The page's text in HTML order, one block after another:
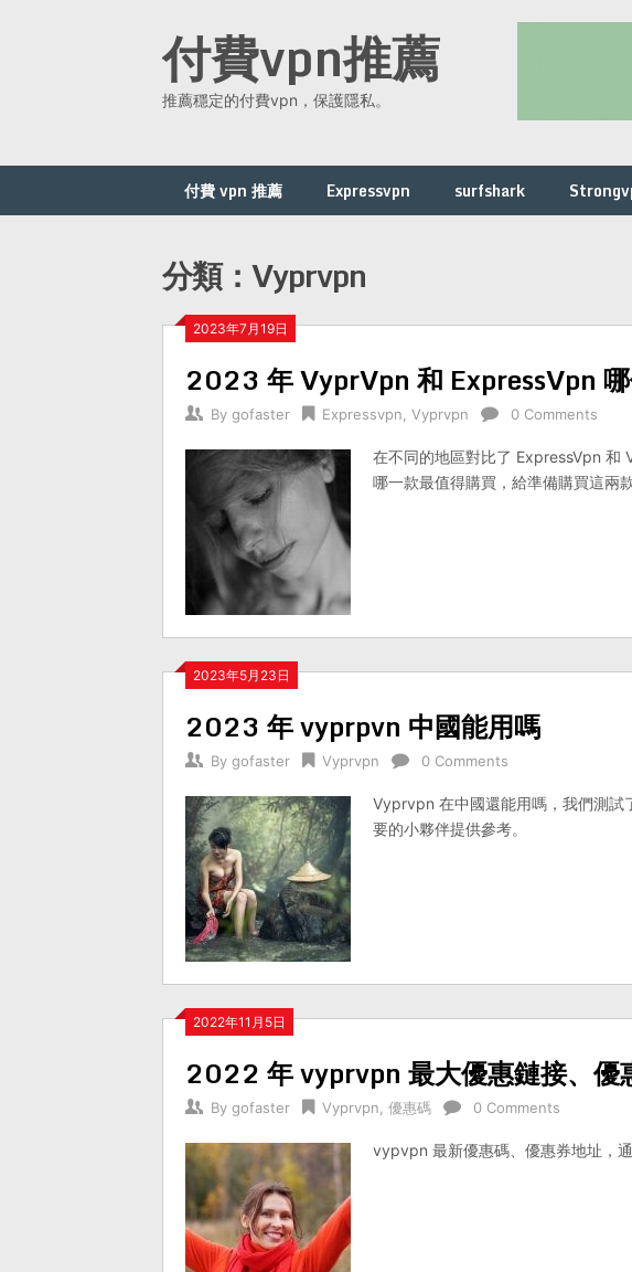
付費vpn推薦
推薦穩定的付費vpn，保護隱私。
付費 vpn 推薦 Expressvpn surfshark
分類：Vyprvpn
2023年7月19日
2023 年 VyprVpn 和 ExpressVpn
By gofaster Expressvpn Vyprvpn 0 Comments
在不同的地區對比了 ExpressVpn 和
哪一款最值得購買，給準備購買這兩
2023年5月23日
2023 年 vyprpvn 中國能用嗎
By gofaster Vyprvpn 0 Comments
Vyprvpn 在中國還能用嗎，我們測
要的小夥伴提供參考。
2022年11月5日
2022 年 vyprvpn 最大優惠鏈接、優
By gofaster Vyprvpn 優惠碼 0 Comments
vypvpn 最新優惠碼、優惠券地址，通